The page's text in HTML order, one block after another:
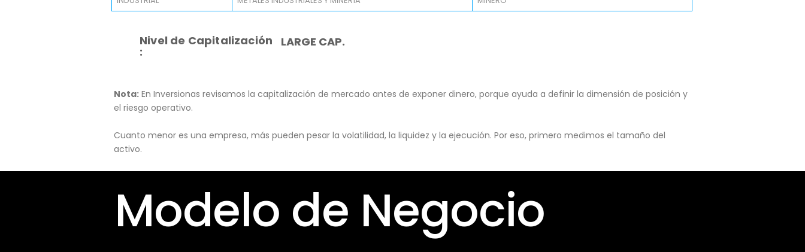
Nivel de Capitalización
:
LARGE CAP.
Nota: En Inversionas revisamos la capitalización de mercado antes de exponer dinero, porque ayuda a definir la dimensión de posición y
el riesgo operativo.
Cuanto menor es una empresa, más pueden pesar la volatilidad, la liquidez y la ejecución. Por eso, primero medimos el tamaño del
activo.
Modelo de Negocio